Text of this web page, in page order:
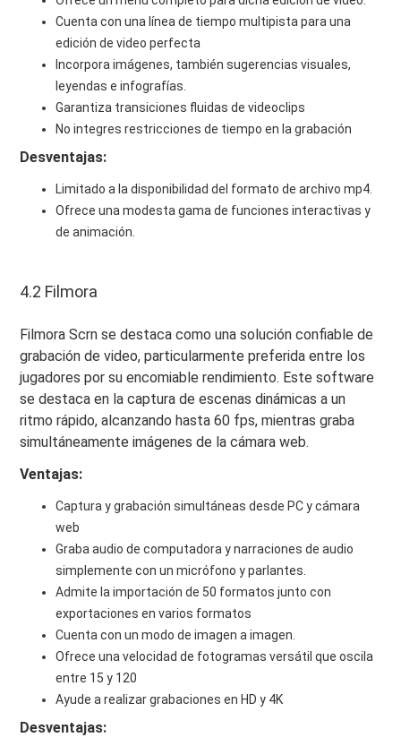
Cuenta con una línea de tiempo multipista para una
edición de video perfecta
Incorpora imágenes, también sugerencias visuales,
leyendas e infografías.
Garantiza transiciones fluidas de videoclips
No integres restricciones de tiempo en la grabación
Desventajas:
Limitado a la disponibilidad del formato de archivo mp4.
Ofrece una modesta gama de funciones interactivas y
de animación.
4.2 Filmora
Filmora Scrn se destaca como una solución confiable de
grabación de video, particularmente preferida entre los
jugadores por su encomiable rendimiento. Este software
se destaca en la captura de escenas dinámicas a un
ritmo rápido, alcanzando hasta 60 fps, mientras graba
simultáneamente imágenes de la cámara web.
Ventajas:
Captura y grabación simultáneas desde PC y cámara
web
Graba audio de computadora y narraciones de audio
simplemente con un micrófono y parlantes.
Admite la importación de 50 formatos junto con
exportaciones en varios formatos
Cuenta con un modo de imagen a imagen.
Ofrece una velocidad de fotogramas versátil que oscila
entre 15 y 120
Ayude a realizar grabaciones en HD y 4K
Desventajas: